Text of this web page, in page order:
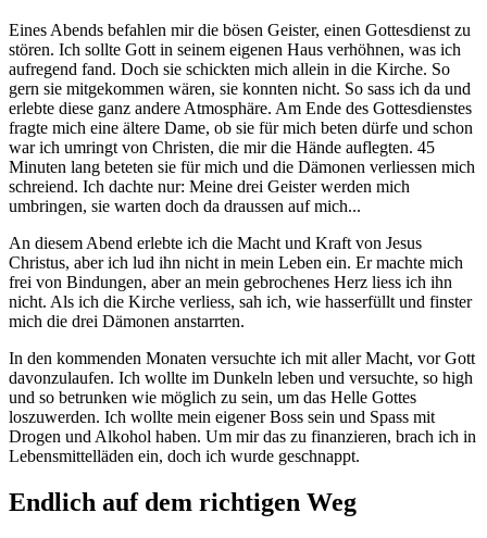
Eines Abends befahlen mir die bösen Geister, einen Gottesdienst zu
stören. Ich sollte Gott in seinem eigenen Haus verhöhnen, was ich
aufregend fand. Doch sie schickten mich allein in die Kirche. So
gern sie mitgekommen wären, sie konnten nicht. So sass ich da und
erlebte diese ganz andere Atmosphäre. Am Ende des Gottesdienstes
fragte mich eine ältere Dame, ob sie für mich beten dürfe und schon
war ich umringt von Christen, die mir die Hände auflegten. 45
Minuten lang beteten sie für mich und die Dämonen verliessen mich
schreiend. Ich dachte nur: Meine drei Geister werden mich
umbringen, sie warten doch da draussen auf mich...
An diesem Abend erlebte ich die Macht und Kraft von Jesus
Christus, aber ich lud ihn nicht in mein Leben ein. Er machte mich
frei von Bindungen, aber an mein gebrochenes Herz liess ich ihn
nicht. Als ich die Kirche verliess, sah ich, wie hasserfüllt und finster
mich die drei Dämonen anstarrten.
In den kommenden Monaten versuchte ich mit aller Macht, vor Gott
davonzulaufen. Ich wollte im Dunkeln leben und versuchte, so high
und so betrunken wie möglich zu sein, um das Helle Gottes
loszuwerden. Ich wollte mein eigener Boss sein und Spass mit
Drogen und Alkohol haben. Um mir das zu finanzieren, brach ich in
Lebensmittelläden ein, doch ich wurde geschnappt.
Endlich auf dem richtigen Weg